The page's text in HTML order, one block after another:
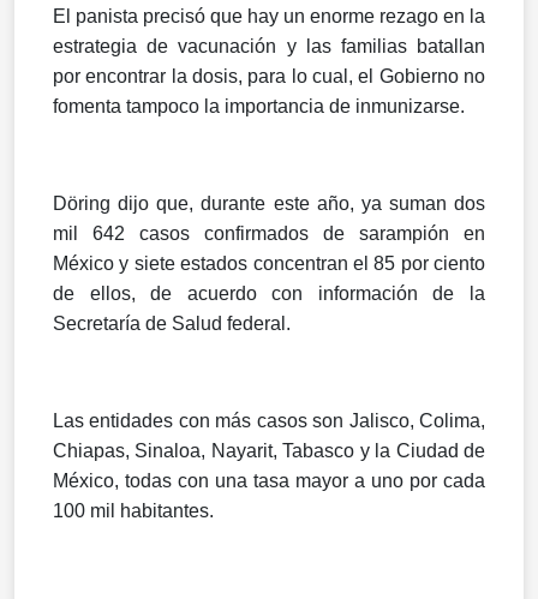
El panista precisó que hay un enorme rezago en la
estrategia de vacunación y las familias batallan
por encontrar la dosis, para lo cual, el Gobierno no
fomenta tampoco la importancia de inmunizarse.
Döring dijo que, durante este año, ya suman dos
mil 642 casos confirmados de sarampión en
México y siete estados concentran el 85 por ciento
de ellos, de acuerdo con información de la
Secretaría de Salud federal.
Las entidades con más casos son Jalisco, Colima,
Chiapas, Sinaloa, Nayarit, Tabasco y la Ciudad de
México, todas con una tasa mayor a uno por cada
100 mil habitantes.